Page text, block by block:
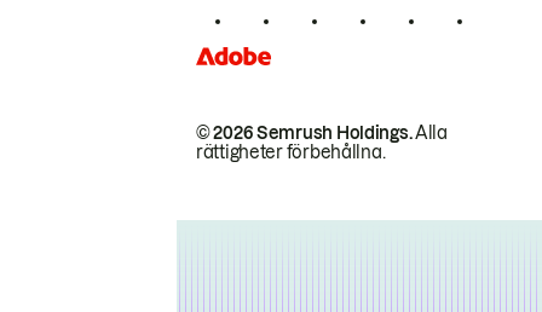
© 2026 Semrush Holdings.Alla
rättigheter förbehållna.